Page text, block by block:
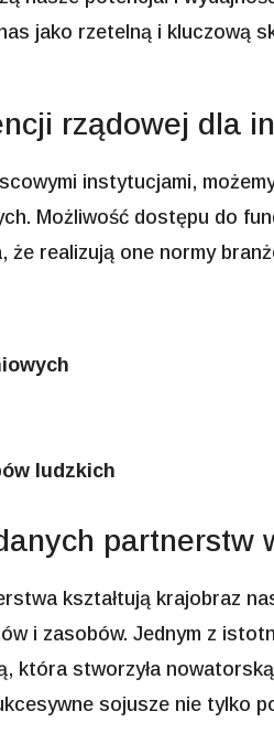
jako rzetelną i kluczową
rządowej dla
instytucjami,
Możliwość dostępu do
że realizują one normy
ludzkich
partnerstw
kształtują krajobraz
i zasobów. Jednym z
która stworzyła
sojusze nie tylko